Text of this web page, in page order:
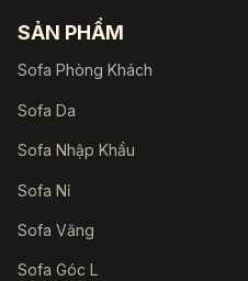
SẢN PHẨM
Sofa Phòng Khách
Sofa Da
Sofa Nhập Khẩu
Sofa Nỉ
Sofa Văng
Sofa Góc L